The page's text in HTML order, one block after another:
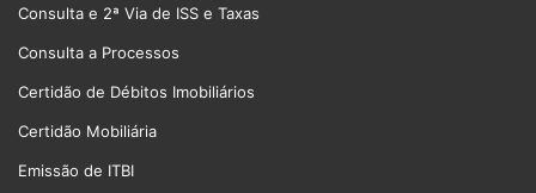
Consulta e 2ª Via de ISS e Taxas
Consulta a Processos
Certidão de Débitos Imobiliários
Certidão Mobiliária
Emissão de ITBI